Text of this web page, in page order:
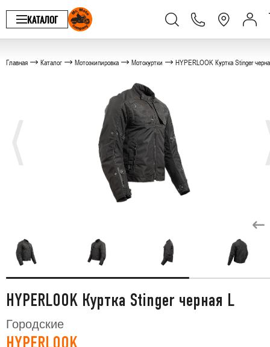
КАТАЛОГ
Главная Каталог Мотоэкипировка Мотокуртки HYPERLOOK Куртка Stinger
HYPERLOOK Куртка Stinger черная L
Городские